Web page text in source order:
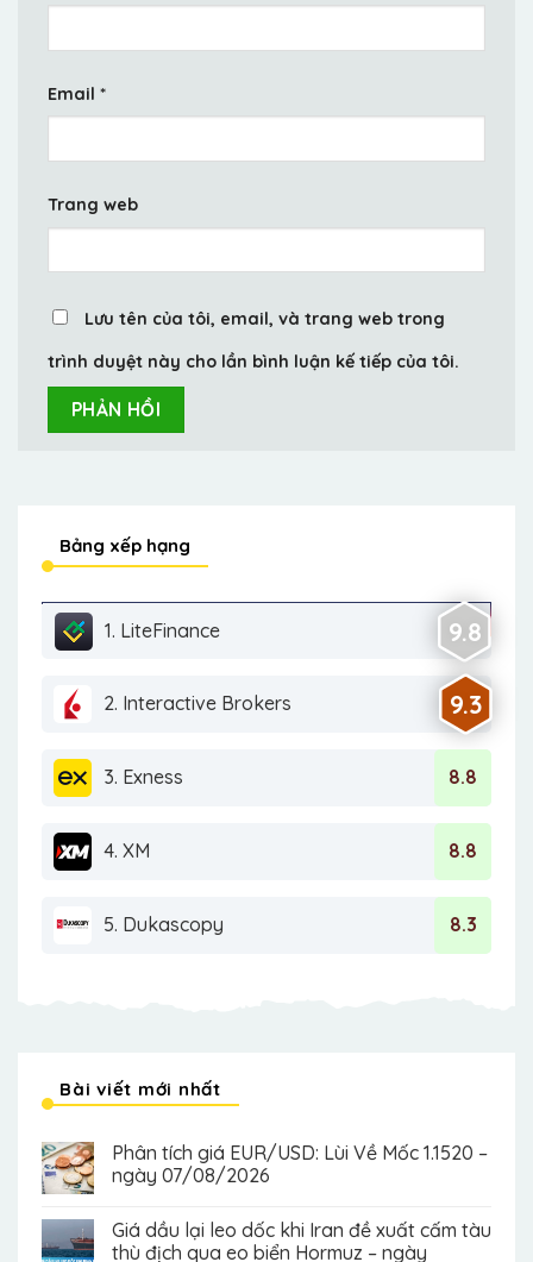
Email *
Trang web
Lưu tên của tôi, email, và trang web trong
trình duyệt này cho lần bình luận kế tiếp của tôi.
Bảng xếp hạng
1. LiteFinance 9.8
2. Interactive Brokers 9.3
3. Exness 8.8
4. XM 8.8
5. Dukascopy 8.3
Bài viết mới nhất
Phân tích giá EUR/USD: Lùi Về Mốc 1.1520 –
ngày 07/08/2026
Giá dầu lại leo dốc khi Iran đề xuất cấm tàu
thù địch qua eo biển Hormuz – ngày